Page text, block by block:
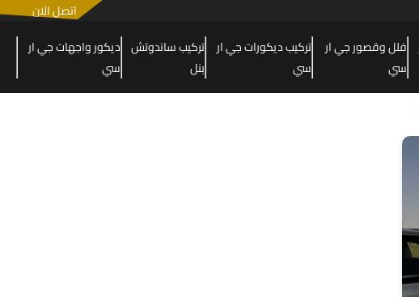
اتصل الان
فلل وقصور جي ار
سي
تركيب ديكورات جي ار
سي
تركيب ساندوتش
بنل
ديكور واجهات جي ار
سي